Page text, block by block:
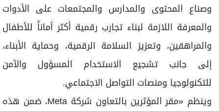
وصناع المحتوى والمدارس والمجتمعات على الأدوات
والمعرفة اللازمة لبناء تجارب رقمية أكثر أماناً للأطفال
والمراهقين، وتعزيز السلامة الرقمية، وحماية الأبناء،
إلى جانب تشجيع الاستخدام المسؤول والآمن
للتكنولوجيا ومنصات التواصل الاجتماعي.
وينظم «مقر المؤثرين بالتعاون شركة Meta، ضمن هذه